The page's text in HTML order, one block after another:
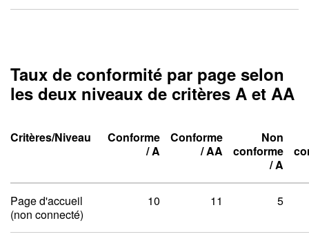
Taux de conformité par page selon
les deux niveaux de critères A et AA
Taux de conformité par
Critères/Niveau
Conforme
/A
Conforme
/AA
Non
conforme
/A
Page d'accueil
(non connecté)
10 11 5